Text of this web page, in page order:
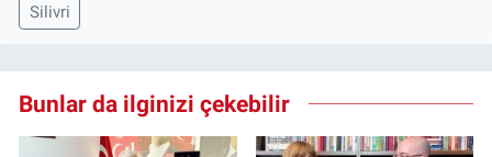
Silivri
Bunlar da ilginizi çekebilir